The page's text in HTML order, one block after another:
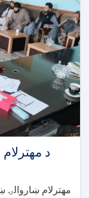
د
مهترلام ښاروالۍ